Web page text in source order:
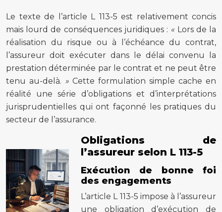
Le texte de l’article L 113-5 est relativement concis
mais lourd de conséquences juridiques : « Lors de la
réalisation du risque ou à l’échéance du contrat,
l’assureur doit exécuter dans le délai convenu la
prestation déterminée par le contrat et ne peut être
tenu au-delà. » Cette formulation simple cache en
réalité une série d’obligations et d’interprétations
jurisprudentielles qui ont façonné les pratiques du
secteur de l’assurance.
Obligations de
l’assureur selon L 113-5
Exécution de bonne foi
des engagements
L’article L 113-5 impose à l’assureur
une obligation d’exécution de